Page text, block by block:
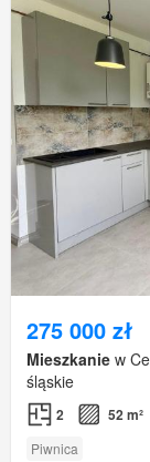
275 000 zł
Mieszkanie w
śląskie
2 52 m²
Piwnica